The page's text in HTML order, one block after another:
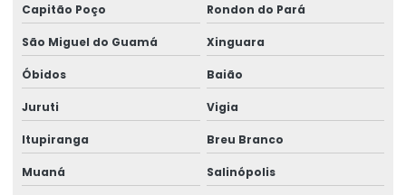
Capitão Poço Rondon do Pará
São Miguel do Guamá Xinguara
Óbidos Baião
Juruti Vigia
Itupiranga Breu Branco
Muaná Salinópolis